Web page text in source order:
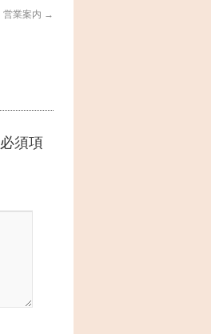
営業案内 →
須項